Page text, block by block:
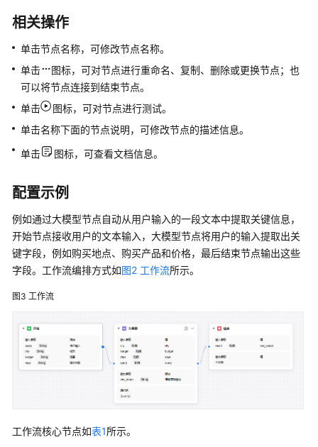
(PC
最
佳
实
API
考
SDK
参
考
常
见
题
视
文
相关操作
单击节点名称，可修改节点名称。
单击
图标，可对节点进行重命名、复制、删除或更换节点；也
可以将节点连接到结束节点。
单击
图标，可对节点进行测试。
单击名称下面的节点说明，可修改节点的描述信息。
单击
图标，可查看文档信息。
配置示例
例如通过大模型节点自动从用户输入的一段文本中提取关键信息，
开始节点接收用户的文本输入，大模型节点将用户的输入提取出关
键字段，例如购买地点、购买产品和价格，最后结束节点输出这些
字段。工作流编排方式如图2 工作流所示。
图3 工作流
工作流核心节点如表1所示。